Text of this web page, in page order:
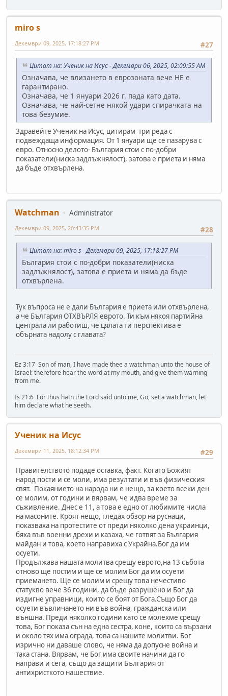
miro s
#27
Декември 09, 2025, 17:18:27 PM
Цитат на: Ученик на Исус - Декември 06, 2025, 02:09:55 AM
Означава, че влизането в еврозоната вече НЕ е
гарантирано.
Означава, че 1 януари 2026 г. пада като дата.
Означава, че най-сетне някой удари спирачката на
това безумие.
Здравейте Ученик на Исус, цитирам три реда с
подвеждаща информация. От 1 януари ще се пазарува с
евро. Относно делото- България стои с по-добри
показатели(ниска задлъжнялост), затова е приета и няма
да бъде отхвърлена.
Watchman
Administrator
#28
Декември 09, 2025, 20:43:35 PM
Цитат на: miro s - Декември 09, 2025, 17:18:27 PM
България стои с по-добри показатели(ниска
задлъжнялост), затова е приета и няма да бъде
отхвърлена.
Тук въпроса не е дали България е приета или отхвърлена,
а че България ОТХВЪРЛЯ еврото. Ти към някоя партийна
централа ли работиш, че цялата ти перспектива е
обърната надолу с главата?
Ez 3:17 Son of man, I have made thee a watchman unto the house of
Israel: therefore hear the word at my mouth, and give them warning
from me.
Is 21:6 For thus hath the Lord said unto me, Go, set a watchman, let
him declare what he seeth.
Ученик на Исус
#29
Декември 11, 2025, 18:12:34 PM
Правителството подаде оставка, факт. Когато Божият
народ пости и се моли, има резултати и във физическия
свят. Покаянието на народа ни е нещо, за което всеки ден
се молим, от години и вярвам, че идва време за
съживление. Днес е 11, а това е едно от любимите числа
на масоните. Кроят нещо, гледах обзор на руснаци,
показваха на протестите от преди няколко дена украинци,
бяха във военни дрехи и казаха, че готвят за България
майдан и това, което направиха с Украйна.Бог да им
осуети.
Продължава нашата молитва срещу еврото,на 13 събота
отново ще постим и ще се молим Бог да им осуети
приемането. Ще се молим и срещу това нечестиво
статукво вече 36 години, да бъде разрушено и Бог да
издигне управници, които се боят от Бога.Също Бог да
осуети въвличането ни във война, гражданска или
външна. Преди няколко години като се молехме срещу
това, Бог показа сън на една сестра, коне, които са вързани
и около тях има ограда, това са нашите молитви. Бог
изрично ни даваше слово, че няма да допусне война и
така стана. Вярвам, че Бог има своите начини да го
направи и сега, също да защити България от
антихристкото нашествие.